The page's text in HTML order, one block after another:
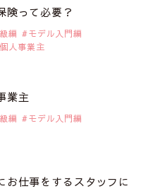
険って必要？
編
モデル入門編
個人事業主
業主
編
モデル入門編
お仕事をするスタッフに